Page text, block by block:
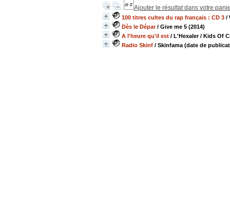
Ajouter le résultat dans votre
100 titres cultes du rap français : CD 3 /
Dès le Dépar/ Give me 5 (2014)
A l'heure qu'il est / L'Hexaler/ Kids Of
Radio Skinf / Skinfama (date de